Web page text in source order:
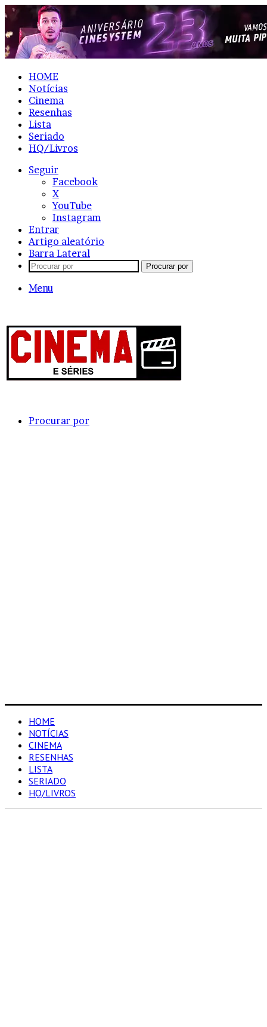
HOME
Notícias
Cinema
Resenhas
Lista
Seriado
HQ/Livros
Seguir
Facebook
X
YouTube
Instagram
Entrar
Artigo aleatório
Barra Lateral
Procurar por
Menu
Procurar por
HOME
NOTÍCIAS
CINEMA
RESENHAS
LISTA
SERIADO
HQ/LIVROS